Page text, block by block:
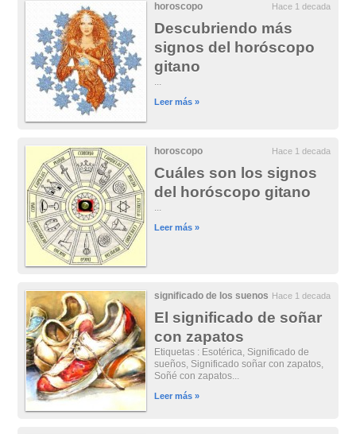
horoscopo Hace 1 decada
Descubriendo más
signos del horóscopo
gitano
...
Leer más »
horoscopo Hace 1 decada
Cuáles son los signos
del horóscopo gitano
...
Leer más »
significado de los suenos Hace 1 decada
El significado de soñar
con zapatos
Etiquetas : Esotérica, Significado de
sueños, Significado soñar con zapatos,
Soñé con zapatos...
Leer más »